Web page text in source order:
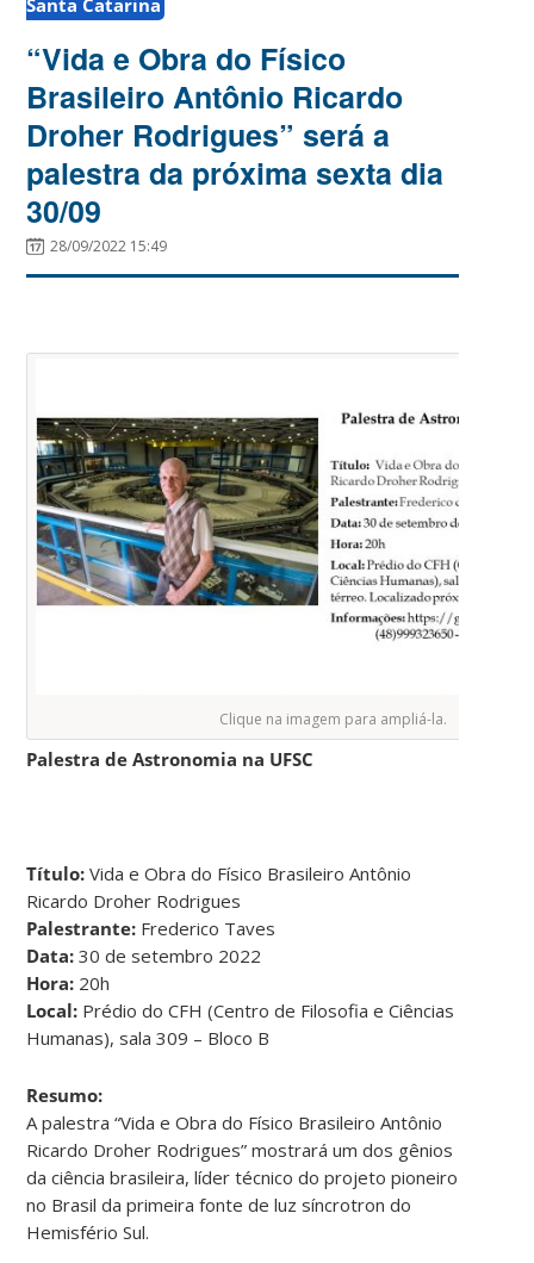
“Vida e Obra do Físico
Brasileiro Antônio Ricardo
Droher Rodrigues” será a
palestra da próxima sexta dia
30/09
28/09/2022 15:49
Clique na imagem para ampliá-la.
Palestra de Astronomia na UFSC
Título: Vida e Obra do Físico Brasileiro Antônio
Ricardo Droher Rodrigues
Palestrante: Frederico Taves
Data: 30 de setembro 2022
Hora: 20h
Local: Prédio do CFH (Centro de Filosofia e Ciências
Humanas), sala 309 – Bloco B
Resumo:
A palestra “Vida e Obra do Físico Brasileiro Antônio
Ricardo Droher Rodrigues” mostrará um dos gênios
da ciência brasileira, líder técnico do projeto pioneiro
no Brasil da primeira fonte de luz síncrotron do
Hemisfério Sul.